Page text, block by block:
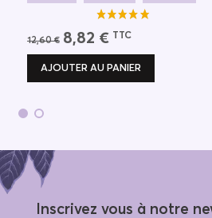
12,60 € 8,82 € TTC
AJOUTER AU PANIER
Inscrivez vous à notre